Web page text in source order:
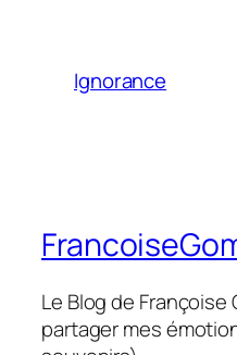
Ignorance
Le Blog de Françoise
partager mes